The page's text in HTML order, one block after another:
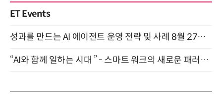
ET Events
성과를 만드는 AI 에이전트 운영 전략 및 사례 8월 27일 개최
“AI와 함께 일하는 시대 ” - 스마트 워크의 새로운 패러다임 (9/11)